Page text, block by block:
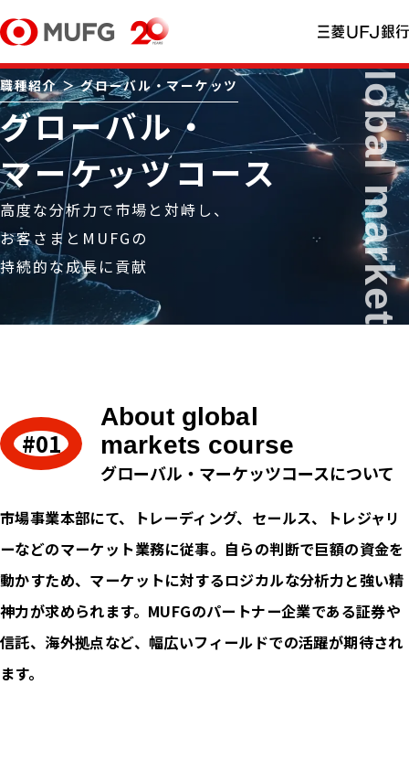
職種紹介 ＞ グローバル・マーケッツ
グローバル・
マーケッツコース
高度な分析力で市場と対峙し、
お客さまとMUFGの
持続的な成長に貢献
About global
markets course
グローバル・マーケッツコースについて
市場事業本部にて、トレーディング、セールス、トレジャリ
ーなどのマーケット業務に従事。自らの判断で巨額の資金を
動かすため、マーケットに対するロジカルな分析力と強い精
神力が求められます。MUFGのパートナー企業である証券や
信託、海外拠点など、幅広いフィールドでの活躍が期待され
ます。